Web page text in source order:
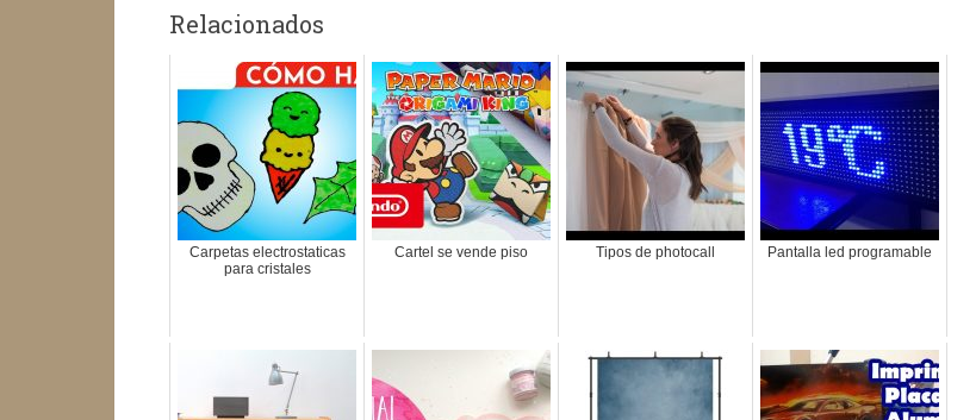
Relacionados
Carpetas electrostaticas
para cristales
Cartel se vende piso Tipos de photocall Pantalla led programable